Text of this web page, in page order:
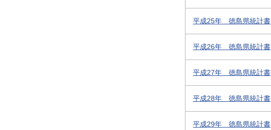
平成25年 徳島県統計書
平成26年 徳島県統計書
平成27年 徳島県統計書
平成28年 徳島県統計書
平成29年 徳島県統計書